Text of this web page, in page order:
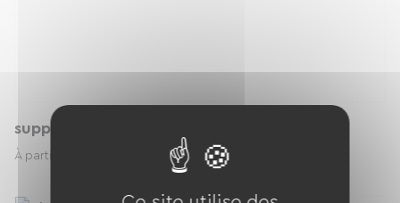
support téléphone
À partir de 1.00 € / jour